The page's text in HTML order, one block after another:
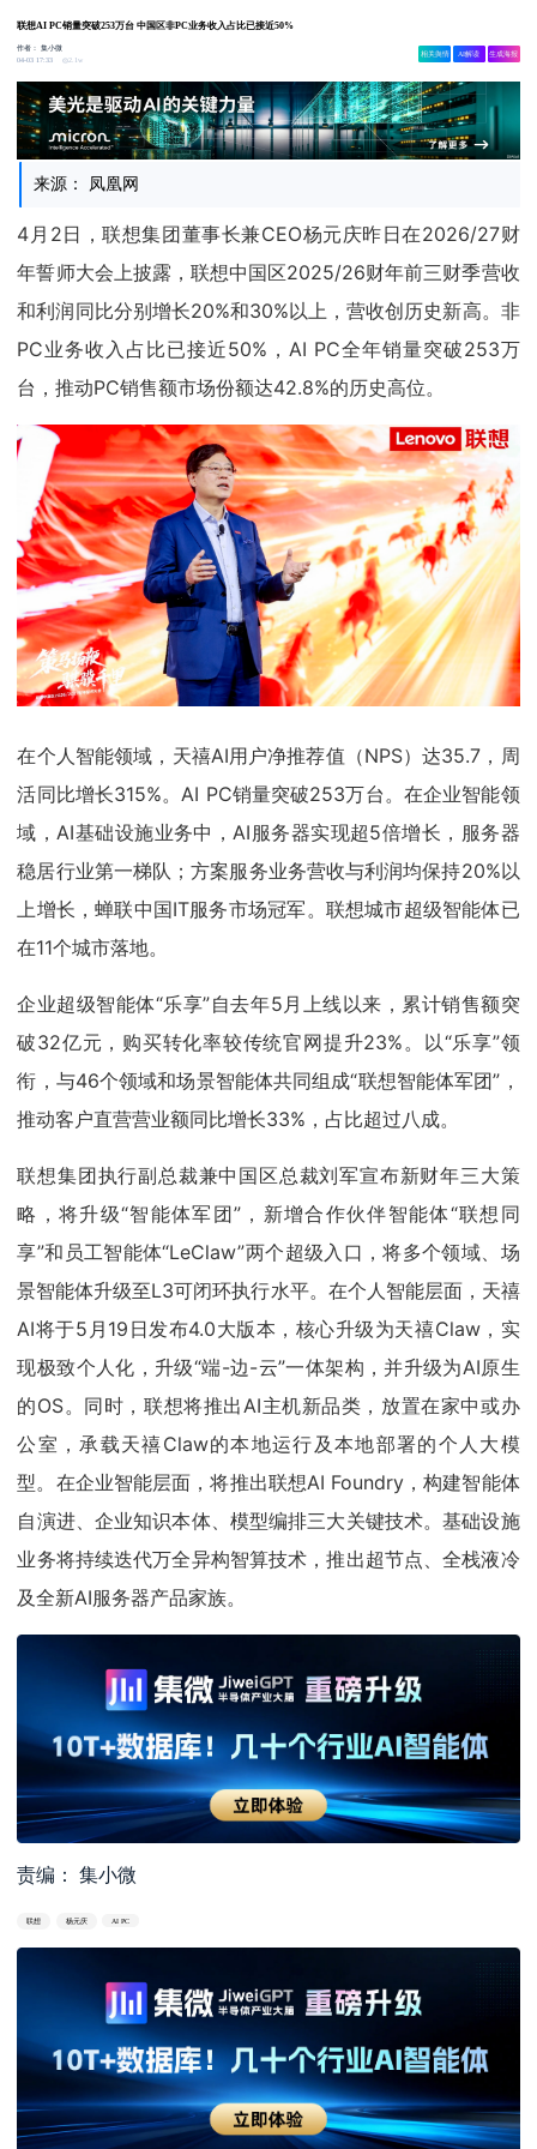
联想AI PC销量突破253万台 中国区非PC业务收入占比已接近50%
作者：集小微
04-03 17:33
2.1w
相关舆情 AI解读 生成海报
来源： 凤凰网
4月2日，联想集团董事长兼CEO杨元庆昨日在2026/27财
年誓师大会上披露，联想中国区2025/26财年前三财季营收
和利润同比分别增长20%和30%以上，营收创历史新高。非
PC业务收入占比已接近50%，AI PC全年销量突破253万
台，推动PC销售额市场份额达42.8%的历史高位。
在个人智能领域，天禧AI用户净推荐值（NPS）达35.7，周
活同比增长315%。AI PC销量突破253万台。在企业智能领
域，AI基础设施业务中，AI服务器实现超5倍增长，服务器
稳居行业第一梯队；方案服务业务营收与利润均保持20%以
上增长，蝉联中国IT服务市场冠军。联想城市超级智能体已
在11个城市落地。
企业超级智能体“乐享”自去年5月上线以来，累计销售额突
破32亿元，购买转化率较传统官网提升23%。以“乐享”领
衔，与46个领域和场景智能体共同组成“联想智能体军团”，
推动客户直营营业额同比增长33%，占比超过八成。
联想集团执行副总裁兼中国区总裁刘军宣布新财年三大策
略，将升级“智能体军团”，新增合作伙伴智能体“联想同
享”和员工智能体“LeClaw”两个超级入口，将多个领域、场
景智能体升级至L3可闭环执行水平。在个人智能层面，天禧
AI将于5月19日发布4.0大版本，核心升级为天禧Claw，实
现极致个人化，升级“端-边-云”一体架构，并升级为AI原生
的OS。同时，联想将推出AI主机新品类，放置在家中或办
公室，承载天禧Claw的本地运行及本地部署的个人大模
型。在企业智能层面，将推出联想AI Foundry，构建智能体
自演进、企业知识本体、模型编排三大关键技术。基础设施
业务将持续迭代万全异构智算技术，推出超节点、全栈液冷
及全新AI服务器产品家族。
责编： 集小微
联想 杨元庆 AI PC